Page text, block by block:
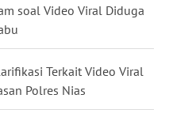
soal Video Viral Diduga
Terkait Video Viral
Polres Nias